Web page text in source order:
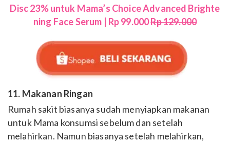
Disc 23% untuk Mama’s Choice Advanced Brighte
ning Face Serum | Rp 99.000Rp 129.000
11. Makanan Ringan
Rumah sakit biasanya sudah menyiapkan makanan
untuk Mama konsumsi sebelum dan setelah
melahirkan. Namun biasanya setelah melahirkan,